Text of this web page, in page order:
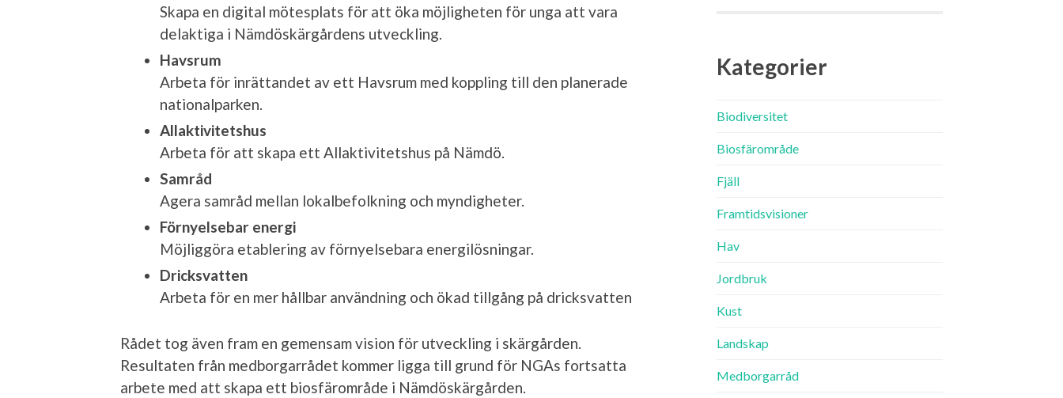
Skapa en digital mötesplats för att öka möjligheten för unga att vara
delaktiga i Nämdöskärgårdens utveckling.
Havsrum
Arbeta för inrättandet av ett Havsrum med koppling till den planerade
nationalparken.
Allaktivitetshus
Arbeta för att skapa ett Allaktivitetshus på Nämdö.
Samråd
Agera samråd mellan lokalbefolkning och myndigheter.
Förnyelsebar energi
Möjliggöra etablering av förnyelsebara energilösningar.
Dricksvatten
Arbeta för en mer hållbar användning och ökad tillgång på dricksvatten
Rådet tog även fram en gemensam vision för utveckling i skärgården.
Resultaten från medborgarrådet kommer ligga till grund för NGAs fortsatta
arbete med att skapa ett biosfärområde i Nämdöskärgården.
Kategorier
Biodiversitet
Biosfärområde
Fjäll
Framtidsvisioner
Hav
Jordbruk
Kust
Landskap
Medborgarråd